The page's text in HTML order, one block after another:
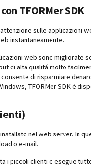
TFORMer SDK
sulle applicazioni
instantaneamente.
web sono migliorate
di alta qualitá molto
di risparmiare
TFORMer SDK é
nel web server. In
o e-mail.
i piccoli clienti e esegue